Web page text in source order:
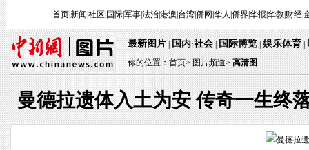
首页|新闻 社区 国际|军事|法治|港澳 台湾|侨网 华人 侨界|华报 华教| 财经|
最新图片|国内·社会|国际博览|娱乐体育|
你的位置：首页>图片频道> 高清图
曼德拉遗体入土为安 传奇一生终